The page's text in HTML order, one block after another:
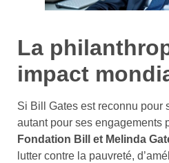
La
impact
Si Bill Gates est reconnu pour
autant pour ses engagements
Fondation Bill et Melinda
lutter contre la pauvreté,